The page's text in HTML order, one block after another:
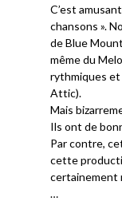
C’est
chansons ».
de Blue
même du
rythmiques
Attic).
Mais
Ils ont de
Par contre,
cette
certainement
…